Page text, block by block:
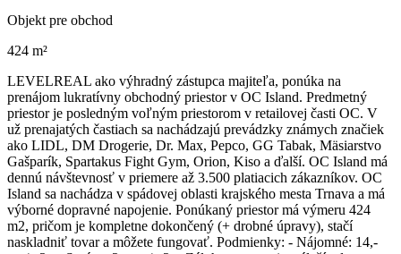
Objekt pre obchod
424 m²
LEVELREAL ako výhradný zástupca majiteľa, ponúka na
prenájom lukratívny obchodný priestor v OC Island. Predmetný
priestor je posledným voľným priestorom v retailovej časti OC. V
už prenajatých častiach sa nachádzajú prevádzky známych značiek
ako LIDL, DM Drogerie, Dr. Max, Pepco, GG Tabak, Mäsiarstvo
Gašparík, Spartakus Fight Gym, Orion, Kiso a ďalší. OC Island má
dennú návštevnosť v priemere až 3.500 platiacich zákazníkov. OC
Island sa nachádza v spádovej oblasti krajského mesta Trnava a má
výborné dopravné napojenie. Ponúkaný priestor má výmeru 424
m2, pričom je kompletne dokončený (+ drobné úpravy), stačí
naskladniť tovar a môžete fungovať. Podmienky: - Nájomné: 14,-